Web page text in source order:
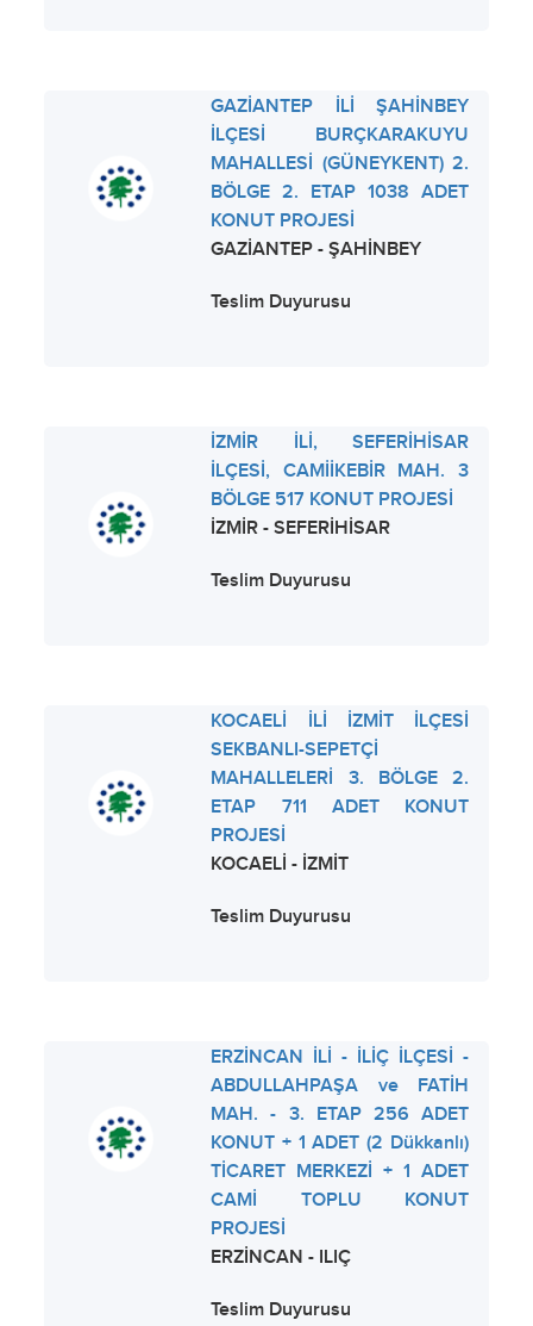
GAZİANTEP İLİ ŞAHİNBEY
İLÇESİ BURÇKARAKUYU
MAHALLESİ (GÜNEYKENT) 2.
BÖLGE 2. ETAP 1038 ADET
KONUT PROJESİ
GAZİANTEP - ŞAHİNBEY
Teslim Duyurusu
İZMİR İLİ, SEFERİHİSAR
İLÇESİ, CAMİİKEBİR MAH. 3
BÖLGE 517 KONUT PROJESİ
İZMİR - SEFERİHİSAR
Teslim Duyurusu
KOCAELİ İLİ İZMİT İLÇESİ
SEKBANLI-SEPETÇİ
MAHALLELERİ 3. BÖLGE 2.
ETAP 711 ADET KONUT
PROJESİ
KOCAELİ - İZMİT
Teslim Duyurusu
ERZİNCAN İLİ - İLİÇ İLÇESİ -
ABDULLAHPAŞA ve FATİH
MAH. - 3. ETAP 256 ADET
KONUT + 1 ADET (2 Dükkanlı)
TİCARET MERKEZİ + 1 ADET
CAMİ TOPLU KONUT
PROJESİ
ERZİNCAN - ILIÇ
Teslim Duyurusu